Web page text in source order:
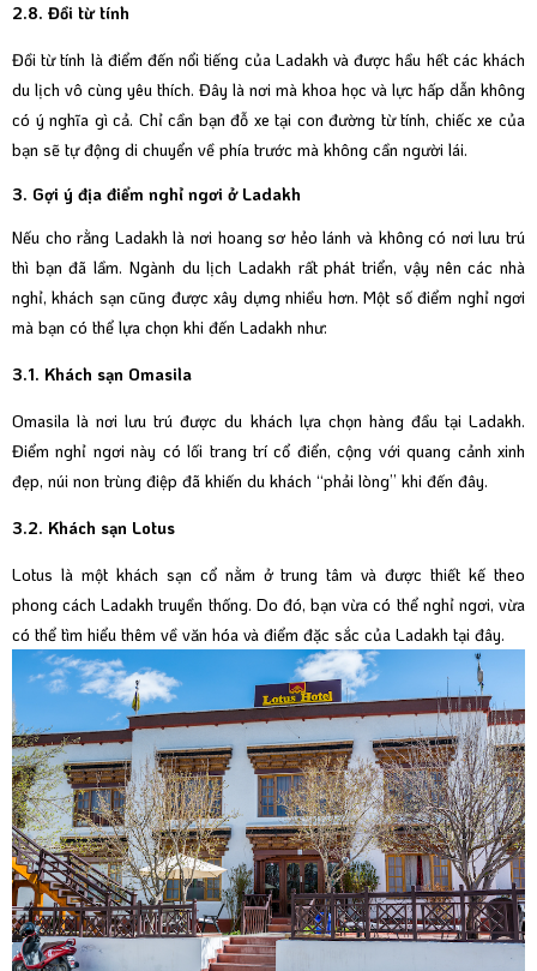
2.8. Đồi từ tính
Đồi từ tính là điểm đến nổi tiếng của Ladakh và được hầu hết các khách
du lịch vô cùng yêu thích. Đây là nơi mà khoa học và lực hấp dẫn không
có ý nghĩa gì cả. Chỉ cần bạn đỗ xe tại con đường từ tính, chiếc xe của
bạn sẽ tự động di chuyển về phía trước mà không cần người lái.
3. Gợi ý địa điểm nghỉ ngơi ở Ladakh
Nếu cho rằng Ladakh là nơi hoang sơ hẻo lánh và không có nơi lưu trú
thì bạn đã lầm. Ngành du lịch Ladakh rất phát triển, vậy nên các nhà
nghỉ, khách sạn cũng được xây dựng nhiều hơn. Một số điểm nghỉ ngơi
mà bạn có thể lựa chọn khi đến Ladakh như:
3.1. Khách sạn Omasila
Omasila là nơi lưu trú được du khách lựa chọn hàng đầu tại Ladakh.
Điểm nghỉ ngơi này có lối trang trí cổ điển, cộng với quang cảnh xinh
đẹp, núi non trùng điệp đã khiến du khách “phải lòng” khi đến đây.
3.2. Khách sạn Lotus
Lotus là một khách sạn cổ nằm ở trung tâm và được thiết kế theo
phong cách Ladakh truyền thống. Do đó, bạn vừa có thể nghỉ ngơi, vừa
có thể tìm hiểu thêm về văn hóa và điểm đặc sắc của Ladakh tại đây.